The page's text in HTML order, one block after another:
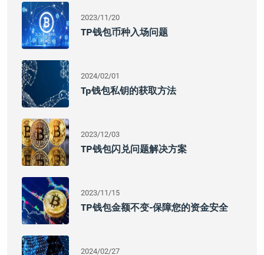
2023/11/20
TP钱包币种入场问题
2024/02/01
Tp钱包私钥的获取方法
2023/12/03
TP钱包闪兑问题解决方案
2023/11/15
TP钱包金额不变-保障您的资金安全
2024/02/27